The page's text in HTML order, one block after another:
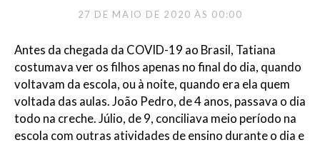
27 DE MAIO DE 2020 ÀS 00:00
Antes da chegada da COVID-19 ao Brasil, Tatiana
costumava ver os filhos apenas no final do dia, quando
voltavam da escola, ou à noite, quando era ela quem
voltada das aulas. João Pedro, de 4 anos, passava o dia
todo na creche. Júlio, de 9, conciliava meio período na
escola com outras atividades de ensino durante o dia e